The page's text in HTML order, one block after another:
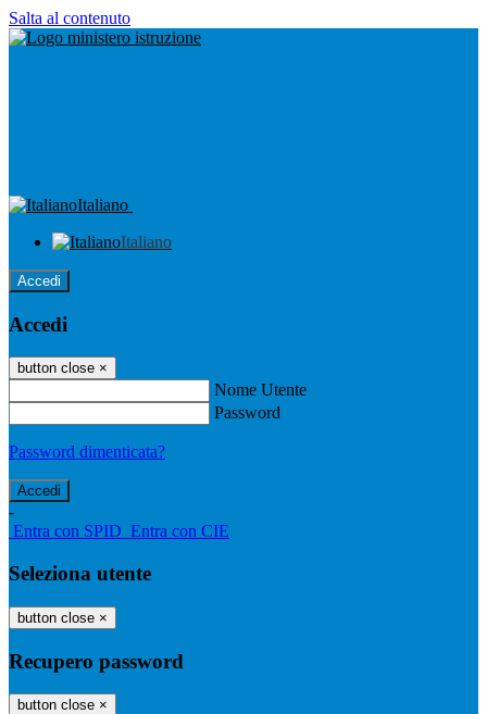
Salta al contenuto
Italiano
Italiano
Accedi
Accedi
button close ×
Nome Utente
Password
Password dimenticata?
-
Entra con SPID Entra con CIE
Seleziona utente
button close ×
Recupero password
button close ×